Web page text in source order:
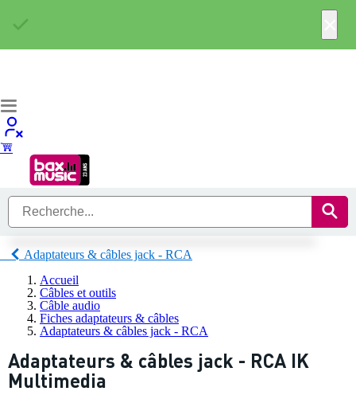
Adaptateurs & câbles jack - RCA
Accueil
Câbles et outils
Câble audio
Fiches adaptateurs & câbles
Adaptateurs & câbles jack - RCA
Adaptateurs & câbles jack - RCA IK
Multimedia